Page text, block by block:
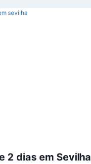
2 dias em Sevilha